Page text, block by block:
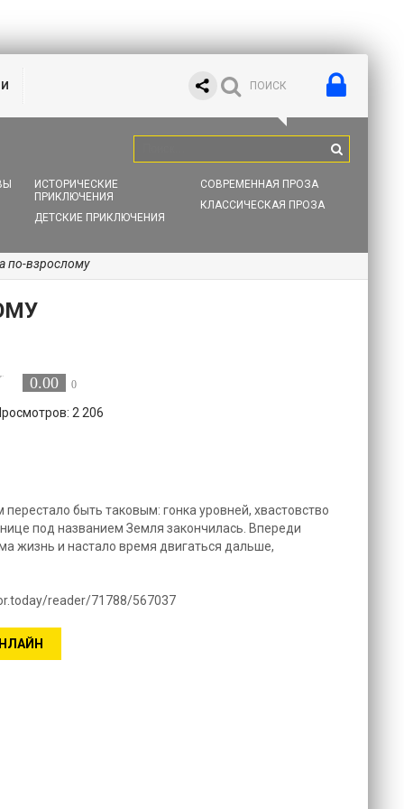
ИСТОРИЧЕСКИЕ
ПРИКЛЮЧЕНИЯ
ДЕТСКИЕ ПРИКЛЮЧЕНИЯ
СОВРЕМЕННАЯ ПРОЗА
КЛАССИЧЕСКАЯ ПРОЗА
по-взрослому
0.00 0
2 206
быть таковым: гонка уровней, хвастовство
под названием Земля закончилась. Впереди
жизнь и настало время двигаться дальше,
reader/71788/567037